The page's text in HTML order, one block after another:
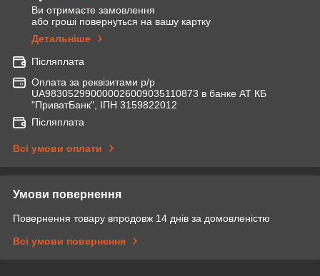
Ви отримаєте замовлення
або гроші повернуться на вашу картку
Детальніше
Післяплата
Оплата за реквізитами р/р
UA983052990000026009035110873 в банке АТ КБ
"ПриватБанк", ІПН 3159822012
Післяплата
Всі умови оплати
Умови повернення
Повернення товару впродовж 14 днів за домовленістю
Всі умови повернення